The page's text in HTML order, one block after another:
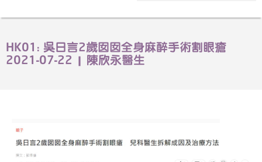
HK01: 吳日言2歲囡囡全身麻醉手術割眼瘡
2021-07-22 | 陳欣永醫生